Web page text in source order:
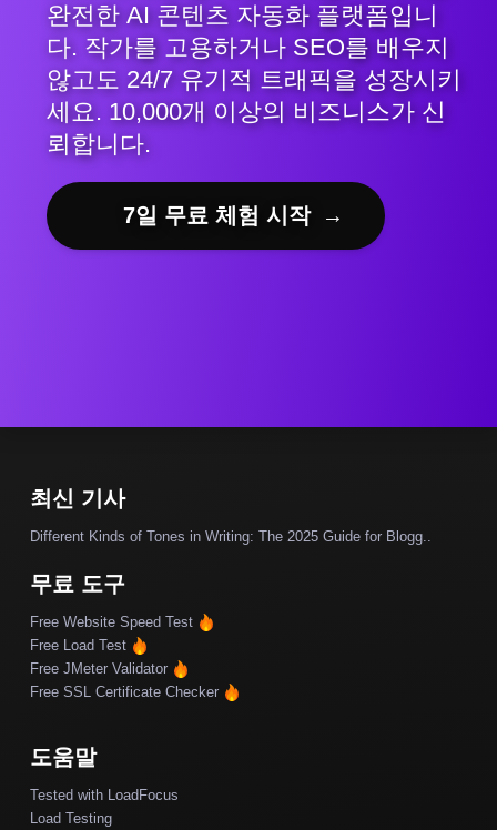
완전한 AI 콘텐츠 자동화 플랫폼입니
다. 작가를 고용하거나 SEO를 배우지
않고도 24/7 유기적 트래픽을 성장시키
세요. 10,000개 이상의 비즈니스가 신
뢰합니다.
7일 무료 체험 시작 →
최신 기사
Different Kinds of Tones in Writing: The 2025 Guide for Blogg..
무료 도구
Free Website Speed Test
Free Load Test
Free JMeter Validator
Free SSL Certificate Checker
도움말
Tested with LoadFocus
Load Testing